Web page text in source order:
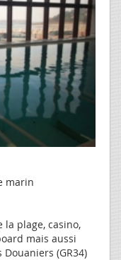
marin
la plage, casino,
mais aussi
(GR34)